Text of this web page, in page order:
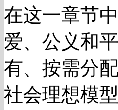
在这一章节
爱、公义和
有、按需分
社会理想模